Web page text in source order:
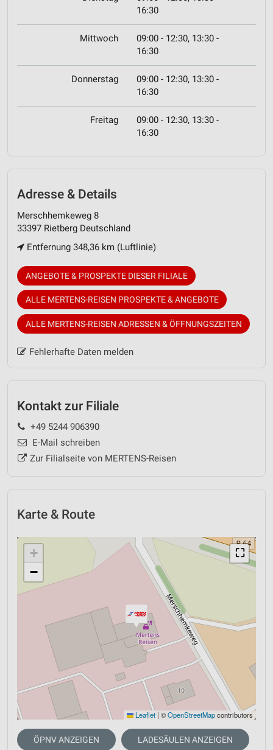
16:30
Mittwoch
09:00 - 12:30, 13:30 -
16:30
Donnerstag
09:00 - 12:30, 13:30 -
16:30
Freitag
09:00 - 12:30, 13:30 -
16:30
Adresse & Details
Merschhemkeweg 8
33397 Rietberg Deutschland
Entfernung 348,36 km (Luftlinie)
ANGEBOTE & PROSPEKTE DIESER FILIALE
ALLE MERTENS-REISEN PROSPEKTE & ANGEBOTE
ALLE MERTENS-REISEN ADRESSEN & ÖFFNUNGSZEITEN
Fehlerhafte Daten melden
Kontakt zur Filiale
+49 5244 906390
E-Mail schreiben
Zur Filialseite von MERTENS-Reisen
Karte & Route
⛶
+
−
Leaflet | ©OpenStreetMapcontributors
ÖPNV ANZEIGEN LADESÄULEN ANZEIGEN